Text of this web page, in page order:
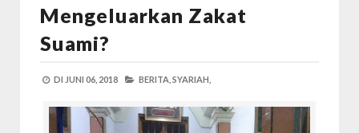
Mengeluarkan Zakat
Suami?
DI JUNI 06, 2018 BERITA, SYARIAH,